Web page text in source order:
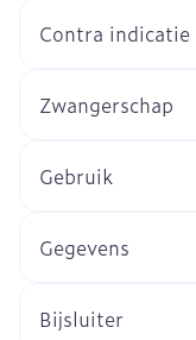
Contra indicatie
Zwangerschap
Gebruik
Gegevens
Bijsluiter